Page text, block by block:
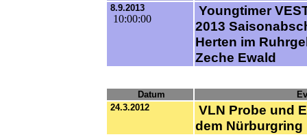
8.9.2013
10:00:00
Youngtimer
2013
Herten im
Zeche Ewald
Datum
24.3.2012
VLN Probe und
dem Nürburgring